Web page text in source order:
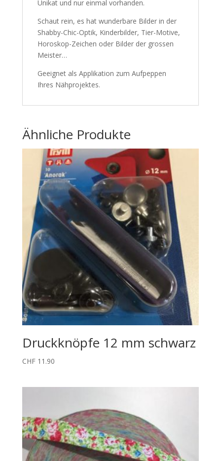
Unikat und nur einmal vorhanden.
Schaut rein, es hat wunderbare Bilder in der
Shabby-Chic-Optik, Kinderbilder, Tier-Motive,
Horoskop-Zeichen oder Bilder der grossen
Meister…
Geeignet als Applikation zum Aufpeppen
Ihres Nähprojektes.
Ähnliche Produkte
Druckknöpfe 12 mm schwarz
CHF11.90